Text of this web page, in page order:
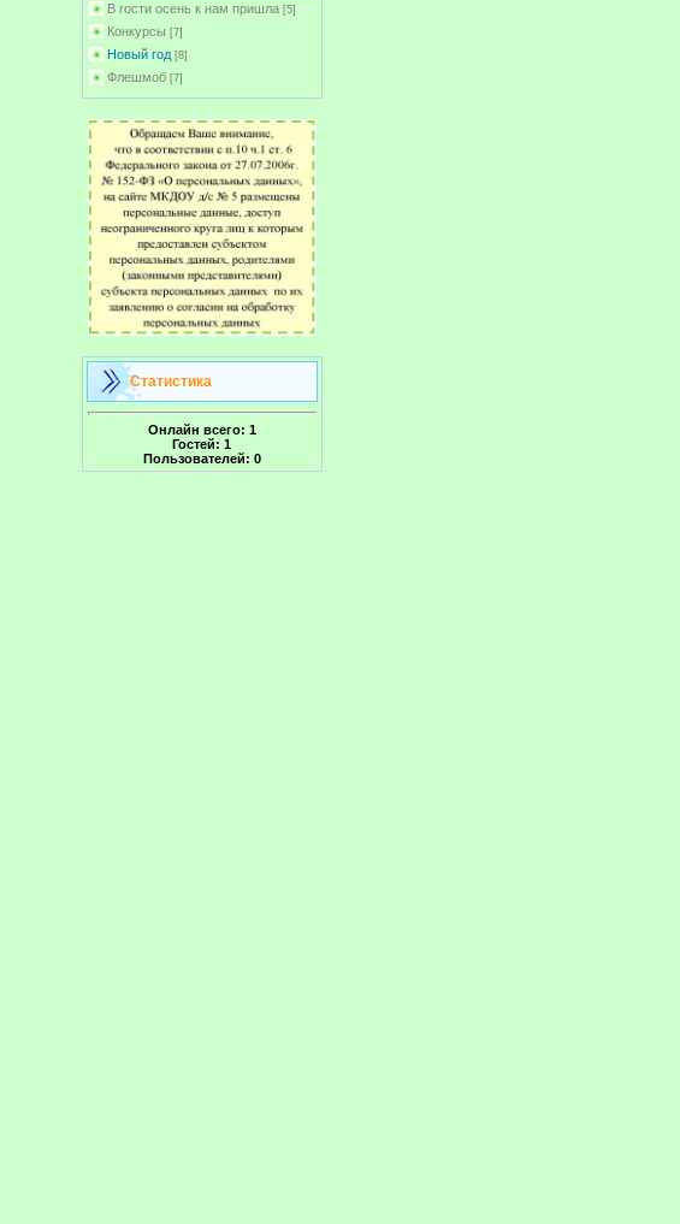
В гости осень к нам пришла [5]
Конкурсы [7]
Новый год [8]
Флешмоб [7]
Статистика
Онлайн всего: 1
Гостей: 1
Пользователей: 0